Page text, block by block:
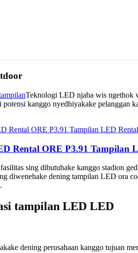
Teknologi LED njaba wis ngethok
kanggo nyedhiyakake pelanggan
Rental ORE P3.91 Tampilan
sing dibutuhake kanggo stadion
diwenehake dening tampilan LED ora
tampilan LED LED
dening perusahaan kanggo tujuan